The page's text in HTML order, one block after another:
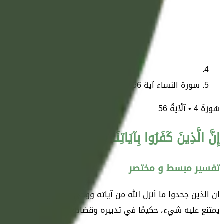
سورة النساء آية 56
سُورَةُ4• آلْآيَةُ56
إِنَّ الَّذِينَ كَفَرُوا بِآيَاتِنَا سَوْفَ نُصْلِيهِمْ نَارًا
تفسير مبسط و مختصر
إن الذين جحدوا ما أنزل الله من آياته ووحي كتابه ودلائله
يمتنع عليه شيء، حكيمًا في تدبيره وقضائه.